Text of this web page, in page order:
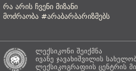
რა არის ჩვენი მიზანი
მოძრაობა #არაბარბარიზმებს
ლექსიკონი შეიქმნა
ივანე ჯავახიშვილის
ლექსიკოგრაფიის ცენტრის